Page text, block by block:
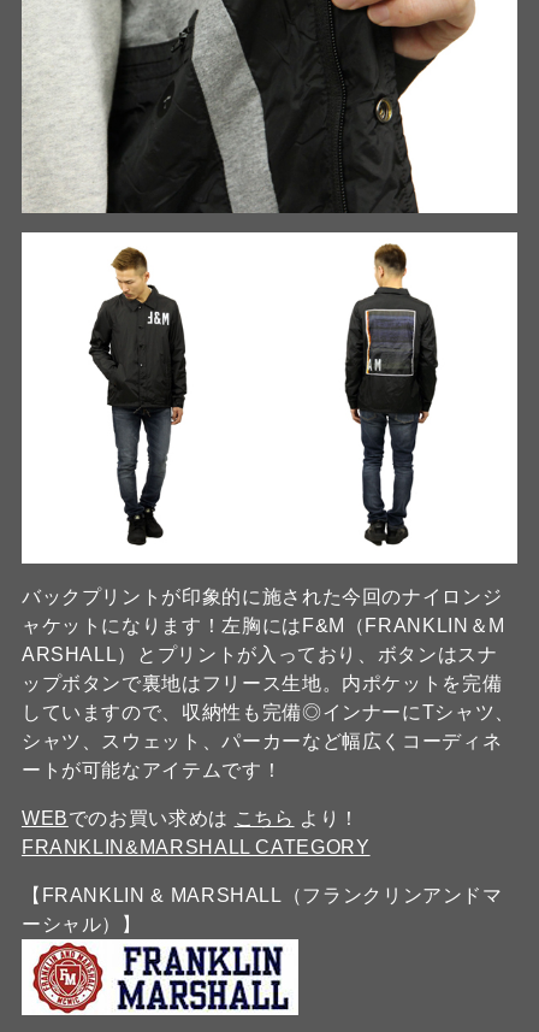
バックプリントが印象的に施された今回のナイロンジ
ャケットになります！左胸にはF&M（FRANKLIN＆M
ARSHALL）とプリントが入っており、ボタンはスナ
ップボタンで裏地はフリース生地。内ポケットを完備
していますので、収納性も完備◎インナーにTシャツ、
シャツ、スウェット、パーカーなど幅広くコーディネ
ートが可能なアイテムです！
WEBでのお買い求めは こちら より！
FRANKLIN&MARSHALL CATEGORY
【FRANKLIN & MARSHALL（フランクリンアンドマ
ーシャル）】